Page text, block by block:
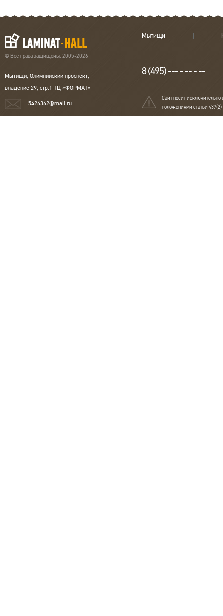
© Все права защищены. 2005-2026
Мытищи, Олимпийский проспект,
владение 29, стр.1 ТЦ «ФОРМАТ»
5426362@mail.ru
Мытищи
8 (495) --- - -- - --
Сайт носит исключительно
положениями статьи